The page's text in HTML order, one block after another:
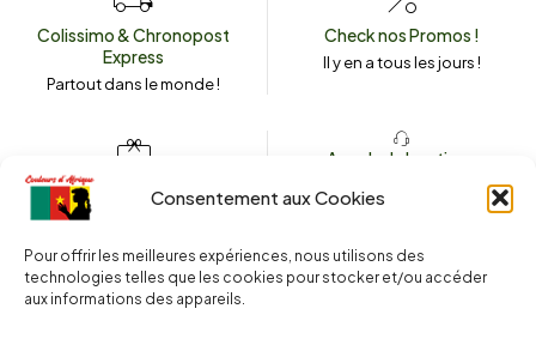
Consentement aux Cookies
Pour offrir les meilleures expériences, nous utilisons des
technologies telles que les cookies pour stocker et/ou accéder
aux informations des appareils.
Colissimo & Chronopost
Express
Partout dans le monde !
Check nos Promos !
Il y en a tous les jours !
Envoyez un message
couleursdafrique974.com
Appeler la boutique
Couleurs d’Afrique 974